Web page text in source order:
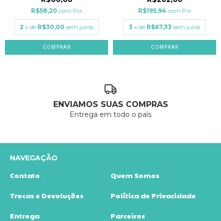
R$58,20 com Pix
2 x de R$30,00 sem juros
R$195,94 com Pix
3 x de R$67,33 sem juros
ENVIAMOS SUAS COMPRAS
Entrega em todo o país
NAVEGAÇÃO
Contato Quem Somos
Trocas e Devoluções Política de Privacidade
Entrega Parceiros